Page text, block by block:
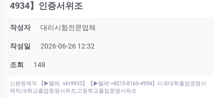
4934】인증서위조
작성자 대리시험전문업체
작성일 2026-06-26 12:32
조회 148
신분증제작 【▶텔레: skt9933】【▶텔레:+8210-8165-4934】미국대학졸업증명서
제작,대학교졸업증명서위조,고등학교졸업증명서위조